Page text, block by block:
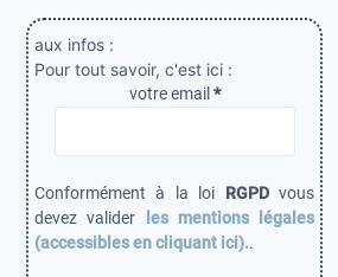
aux infos :
Pour tout savoir, c'est ici :
votre email*
Conformément à la loi RGPDvous
devez valider les mentions légales
(accessibles en cliquant ici)..